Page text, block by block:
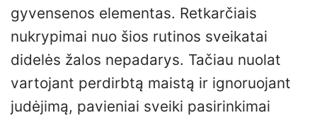
gyvensenos elementas. Retkarčiais
nukrypimai nuo šios rutinos sveikatai
didelės žalos nepadarys. Tačiau nuolat
vartojant perdirbtą maistą ir ignoruojant
judėjimą, pavieniai sveiki pasirinkimai